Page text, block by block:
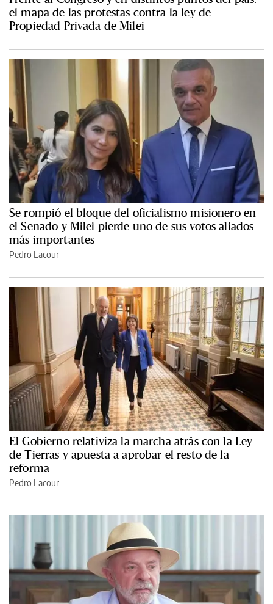
el mapa de las protestas contra la ley de
Propiedad Privada de Milei
Se rompió el bloque del oficialismo misionero en
el Senado y Milei pierde uno de sus votos aliados
más importantes
Pedro Lacour
El Gobierno relativiza la marcha atrás con la Ley
de Tierras y apuesta a aprobar el resto de la
reforma
Pedro Lacour